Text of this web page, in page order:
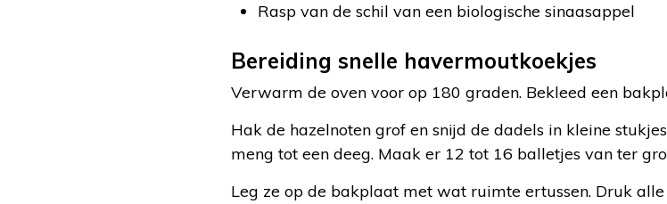
Rasp van de schil van een biologische sinaasappel
Bereiding snelle havermoutkoekjes
Verwarm de oven voor op 180 graden. Bekleed een
Hak de hazelnoten grof en snijd de dadels in kleine
meng tot een deeg. Maak er 12 tot 16 balletjes van ter
Leg ze op de bakplaat met wat ruimte ertussen. Druk